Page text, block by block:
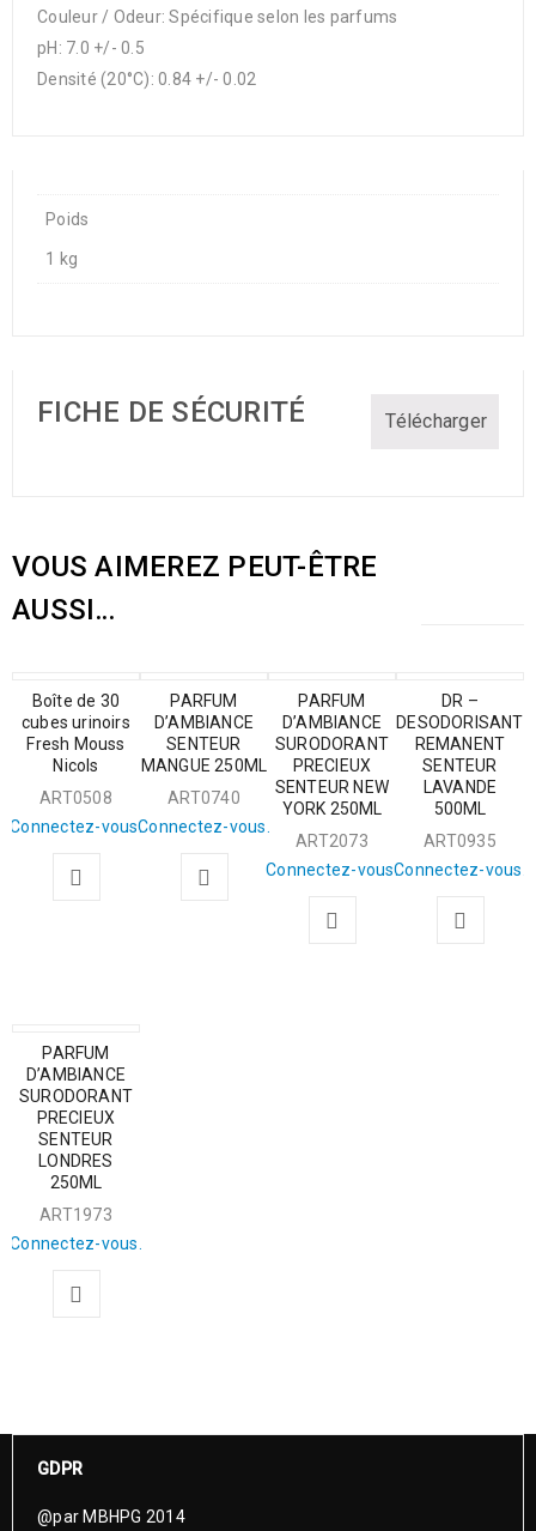
Couleur / Odeur: Spécifique selon les parfums
pH: 7.0 +/- 0.5
Densité (20°C): 0.84 +/- 0.02
Poids
1 kg
FICHE DE SÉCURITÉ Télécharger
VOUS AIMEREZ PEUT-ÊTRE
AUSSI…
Boîte de 30
cubes urinoirs
Fresh Mouss
Nicols
ART0508
Connectez-vous.
ÉPUISÉ
PARFUM
D’AMBIANCE
SENTEUR
MANGUE 250ML
ART0740
Connectez-vous.
PARFUM
D’AMBIANCE
SURODORANT
PRECIEUX
SENTEUR NEW
YORK 250ML
ART2073
Connectez-vous.
DR –
DESODORISANT
REMANENT
SENTEUR
LAVANDE
500ML
ART0935
Connectez-vous.
PARFUM
D’AMBIANCE
SURODORANT
PRECIEUX
SENTEUR
LONDRES
250ML
ART1973
Connectez-vous.
GDPR
@par MBHPG 2014